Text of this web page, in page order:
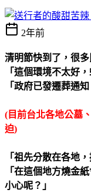
2年前
清明節快到了，很
「這個環境不太好
「政府已發遷葬通
( 目前台北各地公墓、
迫)
「祖先分散在各地
「在這個地方燒金
小心呢？」